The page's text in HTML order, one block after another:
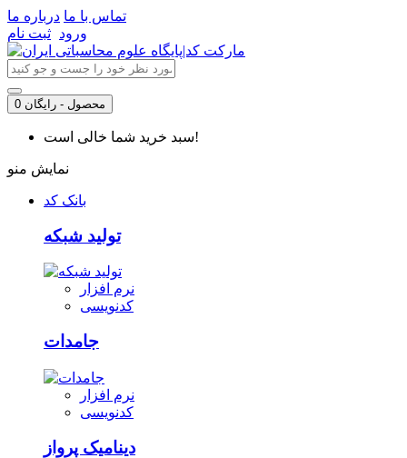
تماس با ما درباره ما
ورود ثبت نام
0 محصول - رایگان
سبد خرید شما خالی است!
نمایش منو
بانک کد
تولید شبکه
نرم افزار
کدنویسی
جامدات
نرم افزار
کدنویسی
دینامیک پرواز